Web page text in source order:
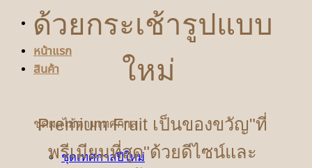
หน้าแรก
สินค้า
ชุดผลไม้ตามเทศกาล
ชุดเทศกาลปีใหม่
ด้วยกระเช้ารูปแบบ
ใหม่
Premium Fruit เป็นของขวัญ"ที่
พรีเมียมที่สุด"ด้วยดีไซน์และ